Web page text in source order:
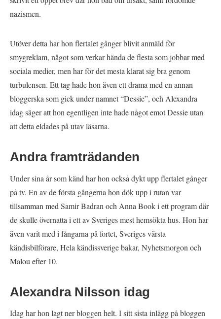
nazismen.
Utöver detta har hon flertalet gånger blivit anmäld för
smygreklam, något som verkar hända de flesta som jobbar med
sociala medier, men har för det mesta klarat sig bra genom
turbulensen. Ett tag hade hon även ett drama med en annan
bloggerska som gick under namnet “Dessie”, och Alexandra
idag säger att hon egentligen inte hade något emot Dessie utan
att detta eldades på utav läsarna.
Andra framträdanden
Under sina år som känd har hon också dykt upp flertalet gånger
på tv. En av de första gångerna hon dök upp i rutan var
tillsamman med Samir Badran och Anna Book i ett program där
de skulle övernatta i ett av Sveriges mest hemsökta hus. Hon har
även varit med i fångarna på fortet, Sveriges värsta
kändisbilförare, Hela kändissverige bakar, Nyhetsmorgon och
Malou efter 10.
Alexandra Nilsson idag
Idag har hon lagt ner bloggen helt. I sitt sista inlägg på bloggen